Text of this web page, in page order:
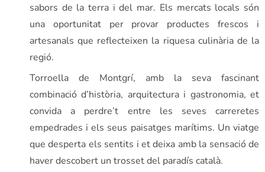
sabors de la terra i del mar. Els mercats locals són
una oportunitat per provar productes frescos i
artesanals que reflecteixen la riquesa culinària de la
regió.
Torroella de Montgrí, amb la seva fascinant
combinació d’història, arquitectura i gastronomia, et
convida a perdre’t entre les seves carreretes
empedrades i els seus paisatges marítims. Un viatge
que desperta els sentits i et deixa amb la sensació de
haver descobert un trosset del paradís català.